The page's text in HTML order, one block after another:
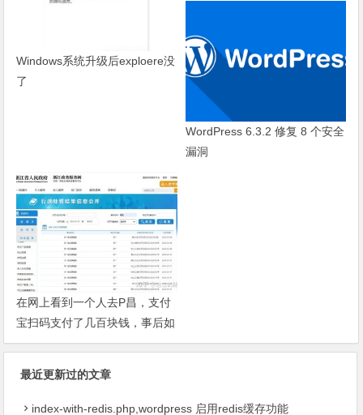
Windows系统升级后exploere没
了
WordPress 6.3.2 修复 8 个安全
漏洞
在网上看到一个人去P昌，支付
宝扫码支付了几百块钱，事后如
果小姐被抓后会不会JC根据转
最近更新过的文章
index-with-redis.php,wordpress 启用redis缓存功能